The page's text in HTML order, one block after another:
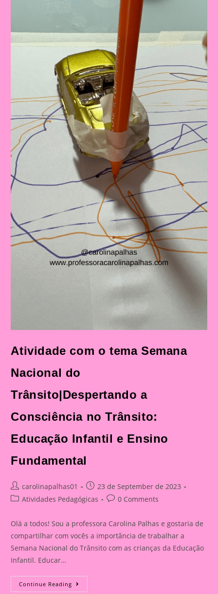
Educação
Infantil
Ensino
Fundamental
Atividade com o tema Semana
Nacional do
Trânsito|Despertando a
Consciência no Trânsito:
Educação Infantil e Ensino
Fundamental
Post
author:
carolinapalhas01
Post
published:
23 de September de 2023
PostAtividades Pedagógicas
Post0 Comments
Olá a todos! Sou a professora Carolina Palhas e gostaria de
compartilhar com vocês a importância de trabalhar a
Semana Nacional do Trânsito com as crianças da Educação
Infantil. Educar…
Continue Reading Atividade
Com